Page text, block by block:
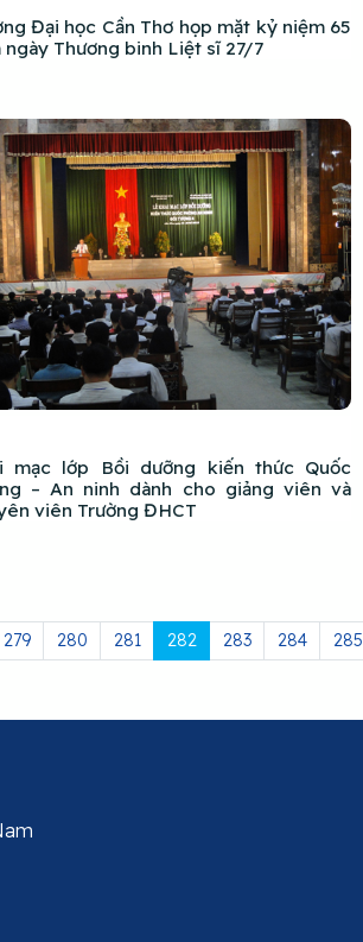
Đại học Cần Thơ họp mặt kỷ niệm 65
ngày Thương binh Liệt sĩ 27/7
mạc lớp Bồi dưỡng kiến thức Quốc
– An ninh dành cho giảng viên và
viên Trường ĐHCT
279 280 281 282 283 284 285